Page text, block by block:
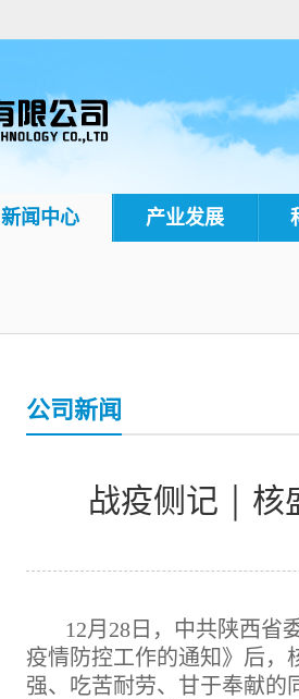
新闻中心 产业发展
公司新闻
战疫侧记 ￨ 核
12月28日，中共陕西省
疫情防控工作的通知》后，
强、吃苦耐劳、甘于奉献的